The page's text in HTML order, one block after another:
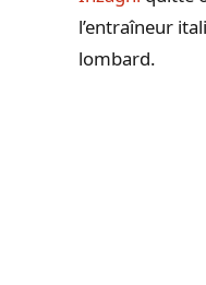
l’entraîneur
lombard.